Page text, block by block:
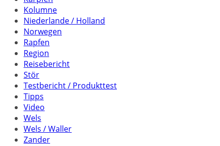
Kolumne
Niederlande / Holland
Norwegen
Rapfen
Region
Reisebericht
Stör
Testbericht / Produkttest
Tipps
Video
Wels
Wels / Waller
Zander